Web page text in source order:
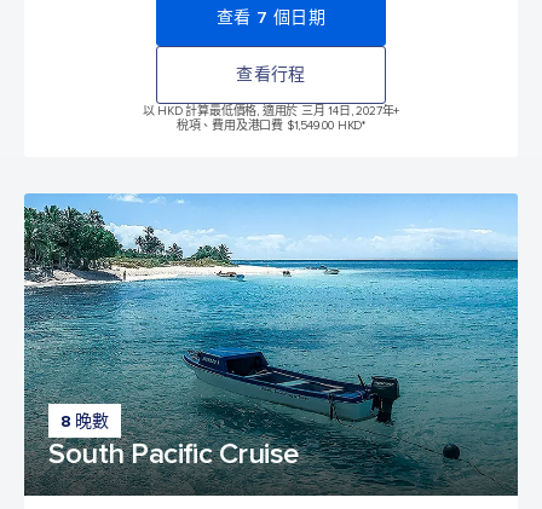
查看 7 個日期
查看行程
以 HKD 計算最低價格, 適用於 三月 14日, 2027年+
稅項、費用及港口費 $1,549.00 HKD*
8 晚數
South Pacific Cruise